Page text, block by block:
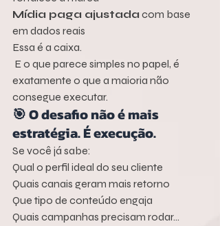
Mídia paga ajustada com base
em dados reais
Essa é a caixa.
E o que parece simples no papel, é
exatamente o que a maioria não
consegue executar.
🎯 O desafio não é mais
estratégia. É execução.
Se você já sabe:
Qual o perfil ideal do seu cliente
Quais canais geram mais retorno
Que tipo de conteúdo engaja
Quais campanhas precisam rodar…